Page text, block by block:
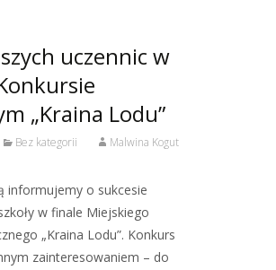
uczennic w
„Kraina Lodu”
Bez kategorii Malwina Kogut
informujemy o sukcesie
w finale Miejskiego
„Kraina Lodu”. Konkurs
zainteresowaniem – do